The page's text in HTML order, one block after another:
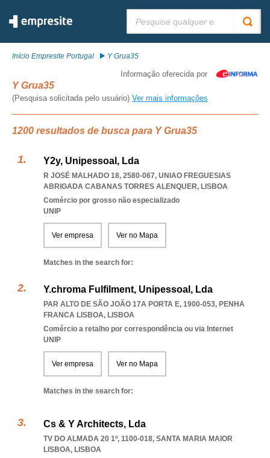
Início Empresite Portugal Y Grua35
Informação oferecida por
Y Grua35
(Pesquisa solicitada pelo usuário) Ver mais informações
1200 resultados de busca para Y Grua35
Y2y, Unipessoal, Lda
R JOSÉ MALHADO 18, 2580-067, UNIAO FREGUESIAS
ABRIGADA CABANAS TORRES ALENQUER, LISBOA
Comércio por grosso não especializado
UNIP
Ver empresa Ver no Mapa
Matches in the search for:
Y.chroma Fulfilment, Unipessoal, Lda
PAR ALTO DE SÃO JOÃO 17A PORTA E, 1900-053, PENHA
FRANCA LISBOA, LISBOA
Comércio a retalho por correspondência ou via Internet
UNIP
Ver empresa Ver no Mapa
Matches in the search for:
Cs & Y Architects, Lda
TV DO ALMADA 20 1º, 1100-018, SANTA MARIA MAIOR
LISBOA, LISBOA